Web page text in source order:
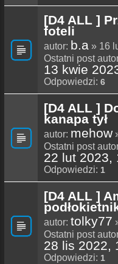
[D4 ALL ]
foteli
autor: b.a » 16
Ostatni post
13 kwie
Odpowiedzi: 6
[D4 ALL ]
kanapa tył
autor: mehow
Ostatni post
22 lut 2023,
Odpowiedzi: 1
[D4 ALL ]
autor: tolky77
Ostatni post
28 lis 2022,
Odpowiedzi: 1